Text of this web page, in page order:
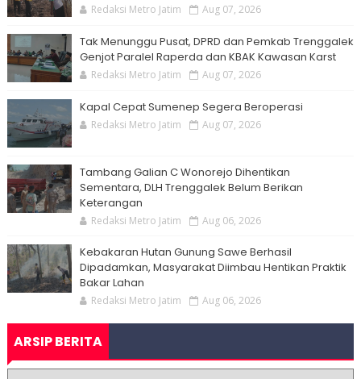
Redaksi Metro Jatim Aug 07, 2026
Tak Menunggu Pusat, DPRD dan Pemkab Trenggalek
Genjot Paralel Raperda dan KBAK Kawasan Karst
Redaksi Metro Jatim Aug 07, 2026
Kapal Cepat Sumenep Segera Beroperasi
Redaksi Metro Jatim Aug 07, 2026
Tambang Galian C Wonorejo Dihentikan
Sementara, DLH Trenggalek Belum Berikan
Keterangan
Redaksi Metro Jatim Aug 06, 2026
Kebakaran Hutan Gunung Sawe Berhasil
Dipadamkan, Masyarakat Diimbau Hentikan Praktik
Bakar Lahan
Redaksi Metro Jatim Aug 06, 2026
ARSIP BERITA